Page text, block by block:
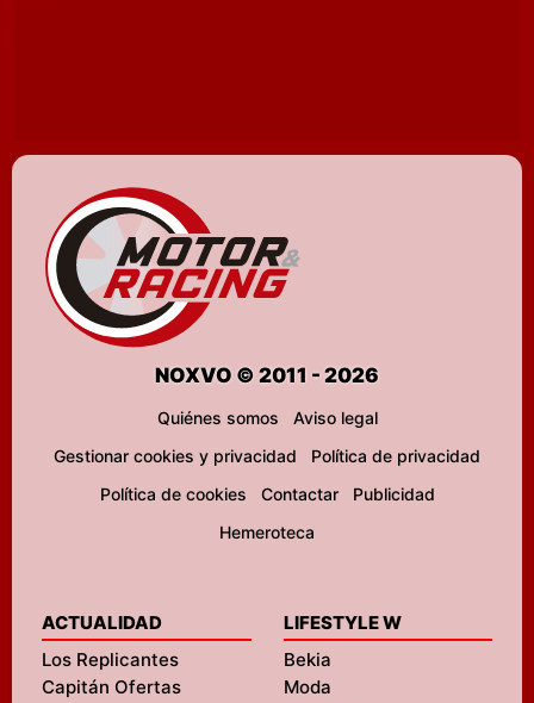
NOXVO © 2011 - 2026
Quiénes somos
Aviso legal
Gestionar cookies y privacidad
Política de privacidad
Política de cookies
Contactar
Publicidad
Hemeroteca
ACTUALIDAD
Los Replicantes
Capitán Ofertas
LIFESTYLE W
Bekia
Moda